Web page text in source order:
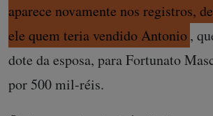
aparece novamente nos registros,
ele quem teria vendido Antonio,
dote da esposa, para Fortunato
por 500 mil-réis.